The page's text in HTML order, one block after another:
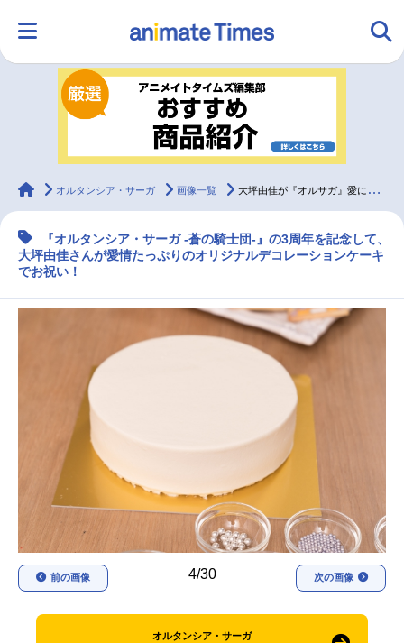
ランキング アニメ
ラジオ みんなの声
マンガ・ラノベ ゲーム・アプリ 音楽 コスプレ
トレンド 無料マンガ
アニメ記事一覧
アニメ映画一覧 実写化映画一覧
今期アニメ曜日別一覧
夏アニメ
秋アニメ 冬アニメ
男性声優/女性声優一覧
FOLLOW US
animateTimes
オルタンシア・サーガ 画像一覧 大坪由佳が『オルサガ』愛に溢れるケーキで3周年をお祝い！
『オルタンシア・サーガ -蒼の騎士団-』の3周年を記念して、
大坪由佳さんが愛情たっぷりのオリジナルデコレーションケーキ
でお祝い！
4/30
前の画像 次の画像
オルタンシア・サーガ